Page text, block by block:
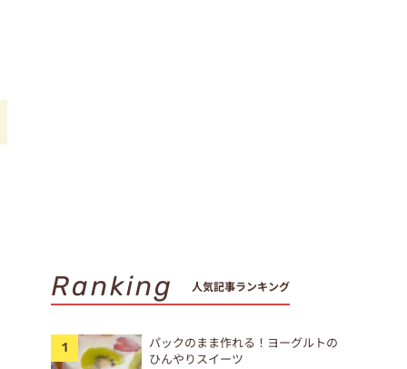
Ranking 人気記事ランキング
パックのまま作れる！ヨーグルトの
ひんやりスイーツ